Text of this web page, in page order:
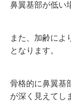
鼻翼基部が低い
また、加齢によ
となります。
骨格的に鼻翼基
が深く見えてし